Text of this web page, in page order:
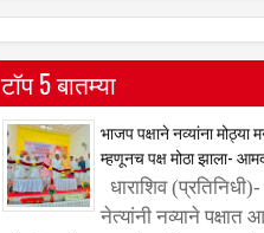
टॉप 5 बातम्या
भाजप पक्षाने नव्यांना
म्हणूनच पक्ष मोठा झाला-
धाराशिव
नेत्यांनी नव्याने पक्षात